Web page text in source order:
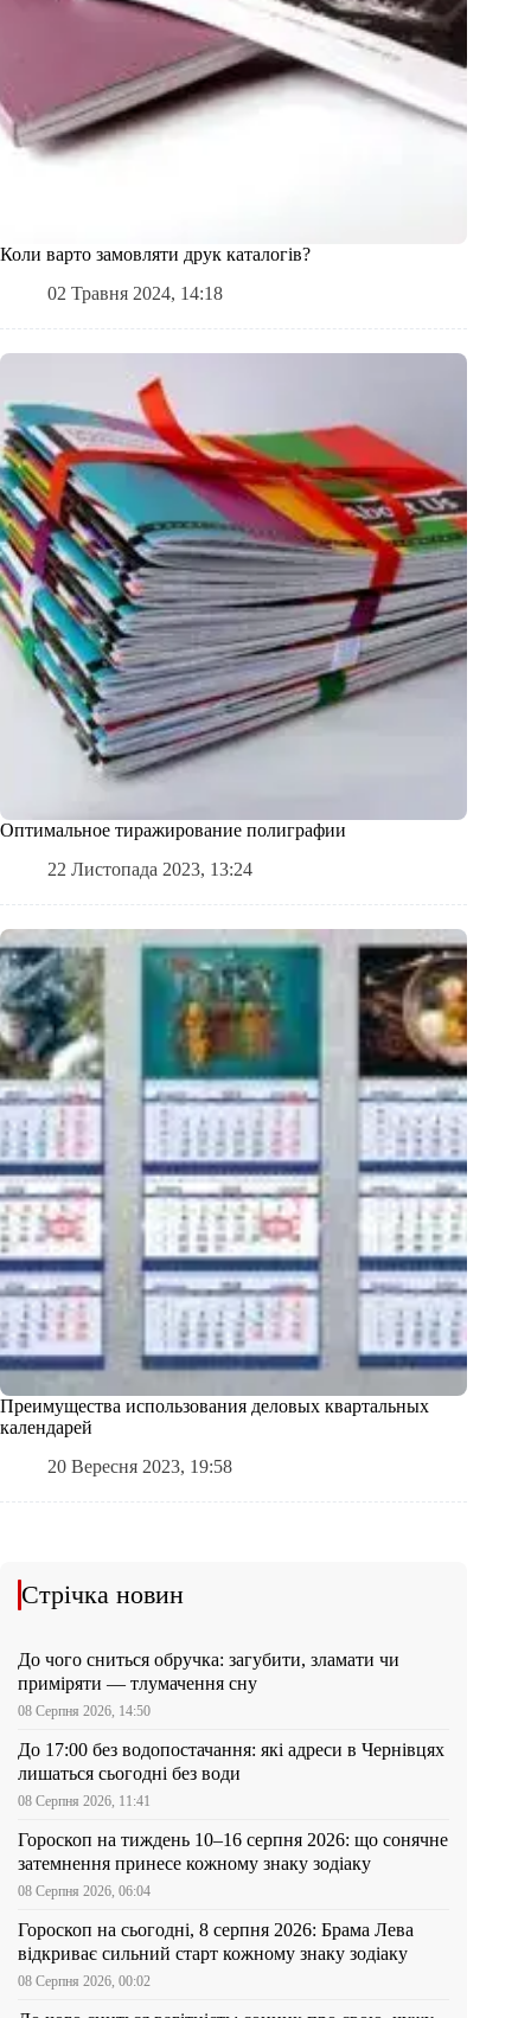
Коли варто замовляти друк каталогів?
02 Травня 2024, 14:18
Оптимальное тиражирование полиграфии
22 Листопада 2023, 13:24
Преимущества использования деловых квартальных
календарей
20 Вересня 2023, 19:58
Стрічка новин
До чого сниться обручка: загубити, зламати чи
приміряти — тлумачення сну
08 Серпня 2026, 14:50
До 17:00 без водопостачання: які адреси в Чернівцях
лишаться сьогодні без води
08 Серпня 2026, 11:41
Гороскоп на тиждень 10–16 серпня 2026: що сонячне
затемнення принесе кожному знаку зодіаку
08 Серпня 2026, 06:04
Гороскоп на сьогодні, 8 серпня 2026: Брама Лева
відкриває сильний старт кожному знаку зодіаку
08 Серпня 2026, 00:02